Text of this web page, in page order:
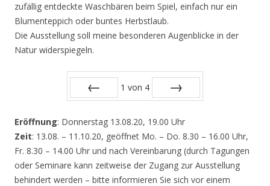
zufällig entdeckte Waschbären beim Spiel, einfach nur ein
Blumenteppich oder buntes Herbstlaub.
Die Ausstellung soll meine besonderen Augenblicke in der
Natur widerspiegeln.
1 von 4
Eröffnung: Donnerstag 13.08.20, 19.00 Uhr
Zeit: 13.08. – 11.10.20, geöffnet Mo. – Do. 8.30 – 16.00 Uhr,
Fr. 8.30 – 14.00 Uhr und nach Vereinbarung (durch Tagungen
oder Seminare kann zeitweise der Zugang zur Ausstellung
behindert werden – bitte informieren Sie sich vor einem